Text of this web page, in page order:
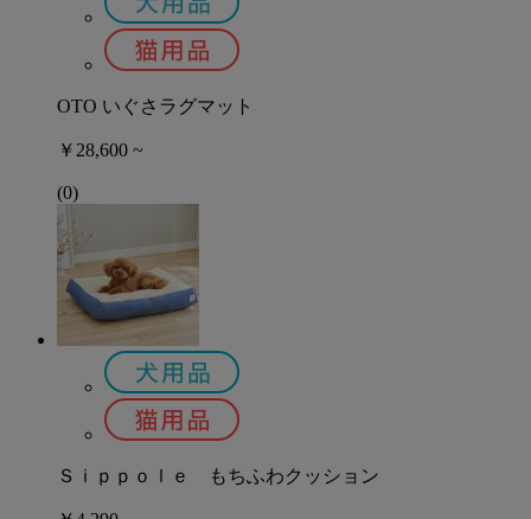
OTO いぐさラグマット
￥28,600 ~
(0)
Ｓｉｐｐｏｌｅ もちふわクッション